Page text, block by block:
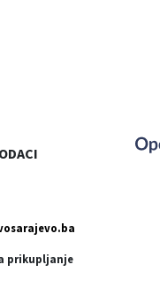
prikupljanje